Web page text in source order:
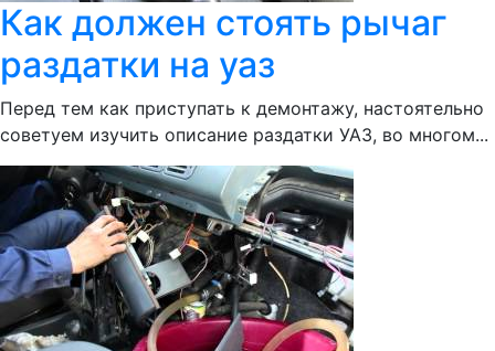
Как должен стоять рычаг
раздатки на уаз
Перед тем как приступать к демонтажу, настоятельно
советуем изучить описание раздатки УАЗ, во многом...